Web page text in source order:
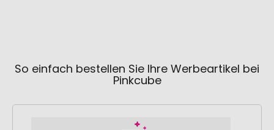
So einfach bestellen Sie Ihre Werbeartikel bei
Pinkcube